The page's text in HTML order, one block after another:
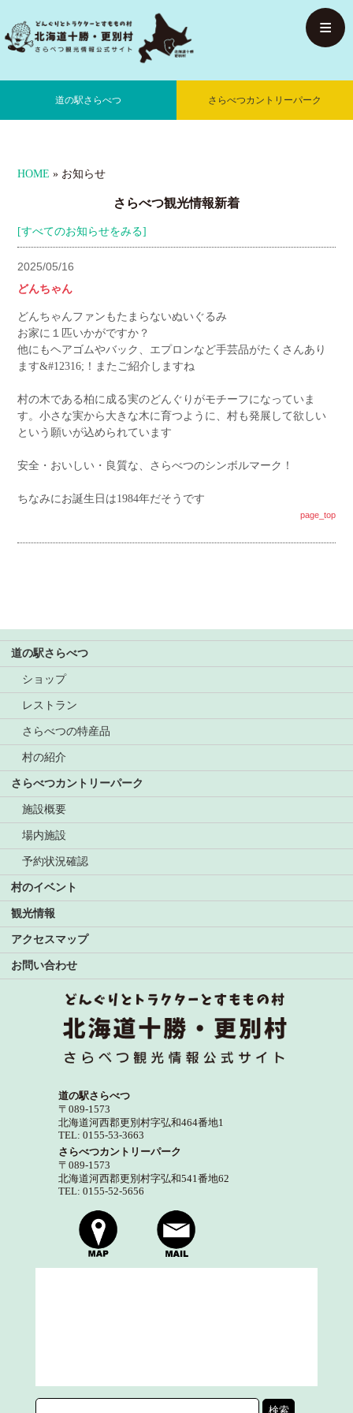
ショップ
レストラン
村の紹介
さらべつカントリーパーク
お問い合わせ
道の駅さらべつ さらべつカントリーパーク
HOME » お知らせ
さらべつ観光情報新着
[すべてのお知らせをみる]
2025/05/16
どんちゃん
どんちゃんファンもたまらないぬいぐるみ
お家に１匹いかがですか？
他にもヘアゴムやバック、エプロンなど手芸品がたくさんあり
ます&#12316;！またご紹介しますね
村の木である柏に成る実のどんぐりがモチーフになっていま
す。小さな実から大きな木に育つように、村も発展して欲しい
という願いが込められています
安全・おいしい・良質な、さらべつのシンボルマーク！
ちなみにお誕生日は1984年だそうです
page_top
道の駅さらべつ
ショップ
レストラン
さらべつの特産品
村の紹介
さらべつカントリーパーク
施設概要
場内施設
予約状況確認
村のイベント
観光情報
アクセスマップ
お問い合わせ
道の駅さらべつ
〒089-1573
北海道河西郡更別村字弘和464番地1
TEL: 0155-53-3663
さらべつカントリーパーク
〒089-1573
北海道河西郡更別村字弘和541番地62
TEL: 0155-52-5656